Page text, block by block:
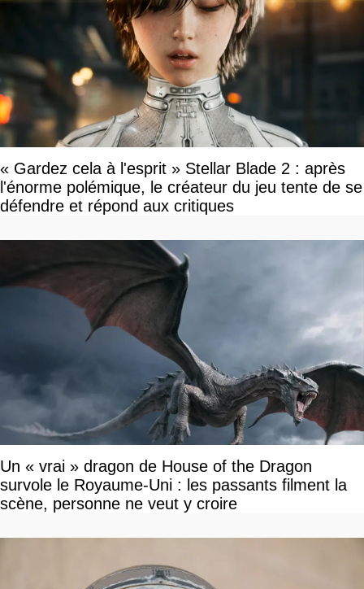
« Gardez cela à l'esprit » Stellar Blade 2 : après
l'énorme polémique, le créateur du jeu tente de se
défendre et répond aux critiques
Un « vrai » dragon de House of the Dragon
survole le Royaume-Uni : les passants filment la
scène, personne ne veut y croire